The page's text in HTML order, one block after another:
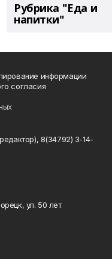
Рубрика "Еда и
напитки"
информации
согласия
8(34792) 3-14-
ул. 50 лет